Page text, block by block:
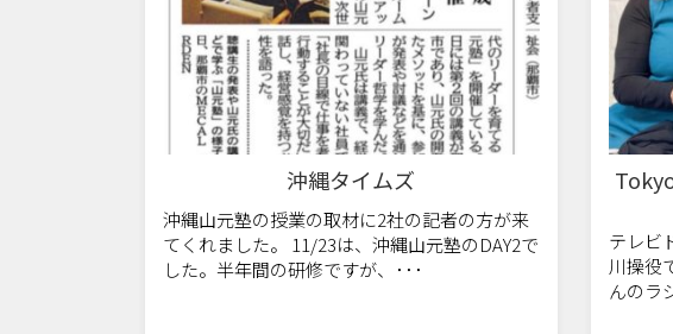
沖縄タイムズ
沖縄山元塾の授業の取材に2社の記者の方が来
てくれました。 11/23は、沖縄山元塾のDAY2で
した。半年間の研修ですが、･･･
テレビ
川操役
んのラ